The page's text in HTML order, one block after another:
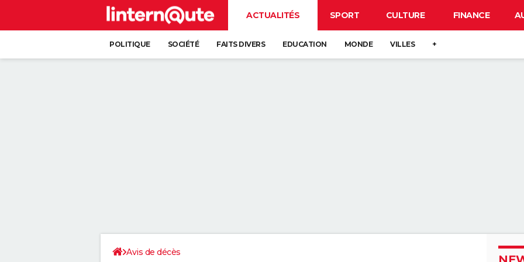
ACTUALITÉS SPORT CULTURE FINANCE
POLITIQUE SOCIÉTÉ FAITS DIVERS EDUCATION MONDE VILLES +
Avis de décès